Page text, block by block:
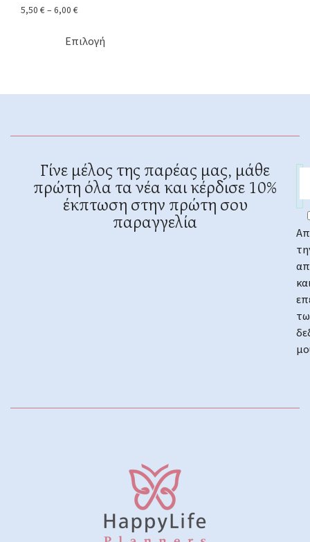
5,50 € – 6,00 €
Επιλογή
Γίνε μέλος της παρέας μας, μάθε
πρώτη όλα τα νέα και κέρδισε 10%
έκπτωση στην πρώτη σου
παραγγελία